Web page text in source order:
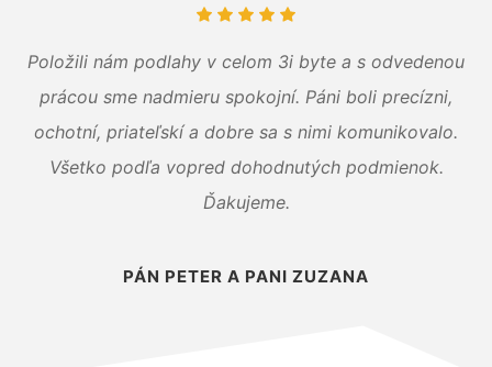
Položili nám podlahy v celom 3i byte a s odvedenou
prácou sme nadmieru spokojní. Páni boli precízni,
ochotní, priateľskí a dobre sa s nimi komunikovalo.
Všetko podľa vopred dohodnutých podmienok.
Ďakujeme.
PÁN PETER A PANI ZUZANA